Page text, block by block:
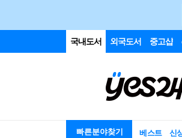
국내도서 외국도서 중고샵
빠른분야찾기 베스트 신